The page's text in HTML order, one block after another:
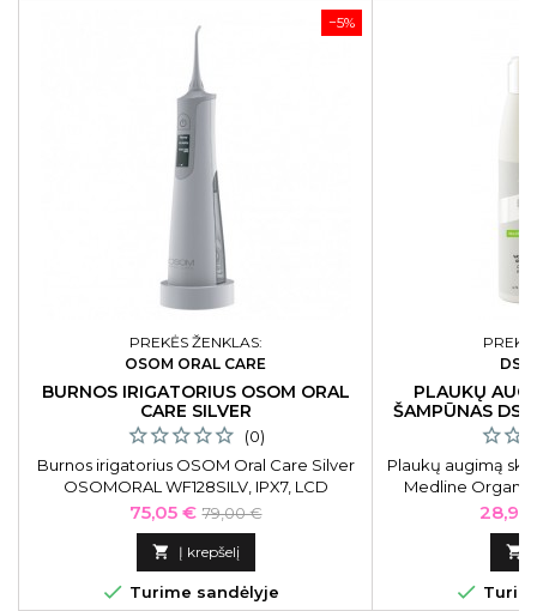
−5%
PREKĖS ŽENKLAS:
OSOM ORAL CARE
BURNOS IRIGATORIUS OSOM ORAL
CARE SILVER
(0)
Burnos irigatorius OSOM Oral Care Silver
OSOMORAL WF128SILV, IPX7, LCD
ekranėlis, sidabrinė spalva. Irigatorius tai
puiki alternatyva tarpdančių siūlui.
Kaina
75,05 € Bazinė
kaina
79,00 €
 Į krepšelį
 Turime sandėlyje
DSD
PLAUKŲ
ŠAMPŪNAS
Plaukų augimą
Medline
Kaina

